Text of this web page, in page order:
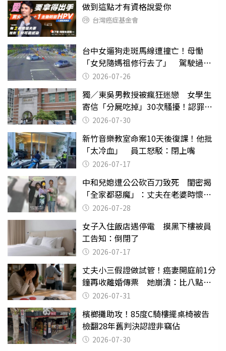
做到這點才有資格說愛你
台灣癌症基金會
台中女遛狗走斑馬線遭撞亡！母慟
「女兒隨媽祖修行去了」 駕駛過失
致死判9月
2026-07-26
獨／東吳男教授被瘋狂迷戀 女學生
寄信「分屍吃掉」30次騷擾！認罪免
關 2026-07-30
新竹音樂教室命案10天後復課！他批
「太冷血」 員工怒駁：閉上嘴
2026-07-17
中和兒媳遭公公砍百刀致死 閨密揭
「全家都惡魔」：丈夫在老婆時懷孕
摔東西
2026-07-28
女子入住飯店遇停電 摸黑下樓被員
工告知：倒閉了
2026-07-17
丈夫小三假證做試管！癌妻開庭前1分
鐘再收離婚傳票 她崩潰：比八點檔
還扯2026-07-31
檳榔攤助攻！85度C騎樓擺桌椅被告
檢翻28年舊判決認證非竊佔
2026-07-30